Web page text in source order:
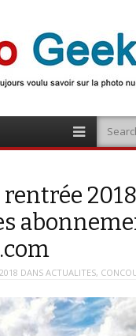
Search
DANSACTUALITES,